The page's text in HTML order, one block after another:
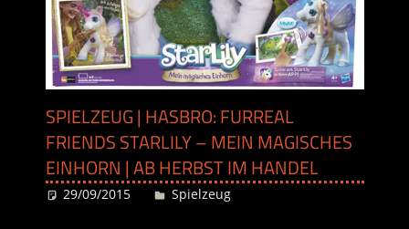
SPIELZEUG | HASBRO: FURREAL
FRIENDS STARLILY – MEIN MAGISCHES
EINHORN | AB HERBST IM HANDEL
29/09/2015 Desiree
Spielzeug